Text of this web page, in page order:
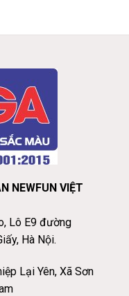
NEWFUN VIỆT
Lô E9 đường
Hà Nội.
Lại Yên, Xã Sơn